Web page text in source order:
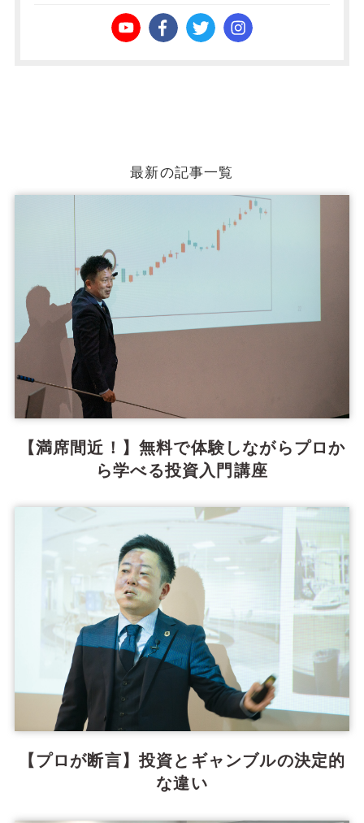
最新の記事一覧
【満席間近！】無料で体験しながらプロか
ら学べる投資入門講座
【プロが断言】投資とギャンブルの決定的
な違い